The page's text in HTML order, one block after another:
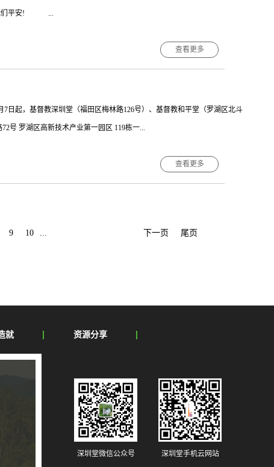
力量。
我们平安! ...
平堂 深圳市基督教罗湖堂 2022年1月8日
查看更多
日起，基督教深圳堂（福田区梅林路126号）、基督教和平堂（罗湖区北斗
号 罗湖区高新技术产业第一园区 119栋一...
对外开放，暂时停止集体宗教活动。 特此通知 深
查看更多
9 10 ... 下一页 尾页
就
资源分享
深圳堂微信公众号 深圳堂手机云网站